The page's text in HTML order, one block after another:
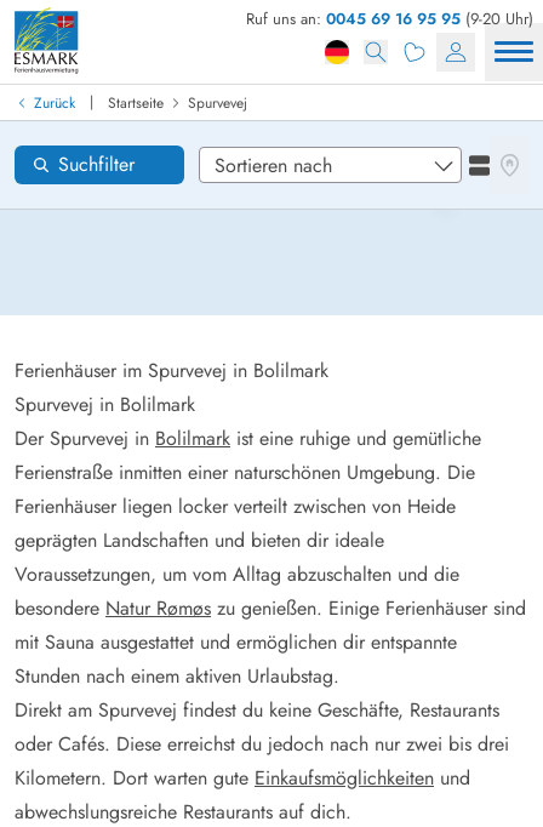
Ruf uns an: 0045 69 16 95 95 (9-20 Uhr)
Zurück | Startseite Spurvevej
Spurvevej
Ferienhäuser im Spurvevej in Bolilmark
Spurvevej in Bolilmark
Der Spurvevej in Bolilmark ist eine ruhige und gemütliche
Ferienstraße inmitten einer naturschönen Umgebung. Die
Ferienhäuser liegen locker verteilt zwischen von Heide
geprägten Landschaften und bieten dir ideale
Voraussetzungen, um vom Alltag abzuschalten und die
besondere Natur Rømøs zu genießen. Einige Ferienhäuser sind
mit Sauna ausgestattet und ermöglichen dir entspannte
Stunden nach einem aktiven Urlaubstag.
Direkt am Spurvevej findest du keine Geschäfte, Restaurants
oder Cafés. Diese erreichst du jedoch nach nur zwei bis drei
Kilometern. Dort warten gute Einkaufsmöglichkeiten und
abwechslungsreiche Restaurants auf dich.
Suchfilter
Ferienhaus in Dänemark finden
Anreise
Gebiete
Loading...